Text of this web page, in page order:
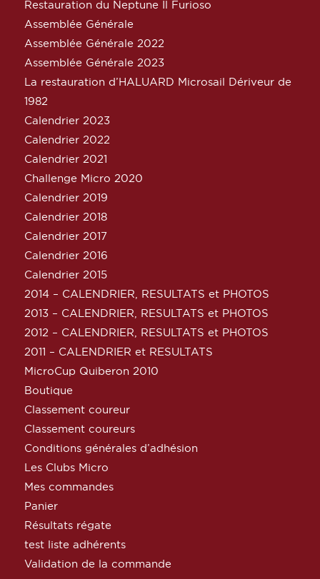
Restauration du Neptune Il Furioso
Assemblée Générale
Assemblée Générale 2022
Assemblée Générale 2023
La restauration d’HALUARD Microsail Dériveur de
1982
Calendrier 2023
Calendrier 2022
Calendrier 2021
Challenge Micro 2020
Calendrier 2019
Calendrier 2018
Calendrier 2017
Calendrier 2016
Calendrier 2015
2014 – CALENDRIER, RESULTATS et PHOTOS
2013 – CALENDRIER, RESULTATS et PHOTOS
2012 – CALENDRIER, RESULTATS et PHOTOS
2011 – CALENDRIER et RESULTATS
MicroCup Quiberon 2010
Boutique
Classement coureur
Classement coureurs
Conditions générales d’adhésion
Les Clubs Micro
Mes commandes
Panier
Résultats régate
test liste adhérents
Validation de la commande